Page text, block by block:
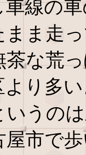
線の
ま走
茶な荒
り多
いうの
屋市で